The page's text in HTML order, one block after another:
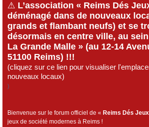
⚠ L’association « Reims Dés
déménagé dans de nouveaux
grands et flambant neufs) et se
désormais en centre ville, au
La Grande Malle » (au 12-14
51100 Reims) !!!
(cliquez sur ce lien pour visualiser
nouveaux locaux)
)
Bienvenue sur le forum officiel de « Reims Dés Jeux
jeux de société modernes à Reims !